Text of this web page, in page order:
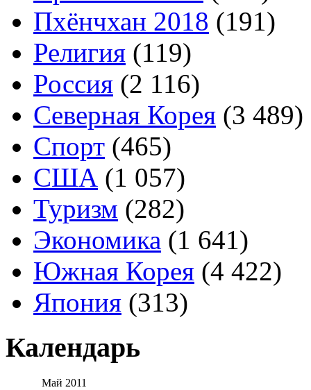
Пхёнчхан 2018 (191)
Религия (119)
Россия (2 116)
Северная Корея (3 489)
Спорт (465)
США (1 057)
Туризм (282)
Экономика (1 641)
Южная Корея (4 422)
Япония (313)
Календарь
Май 2011